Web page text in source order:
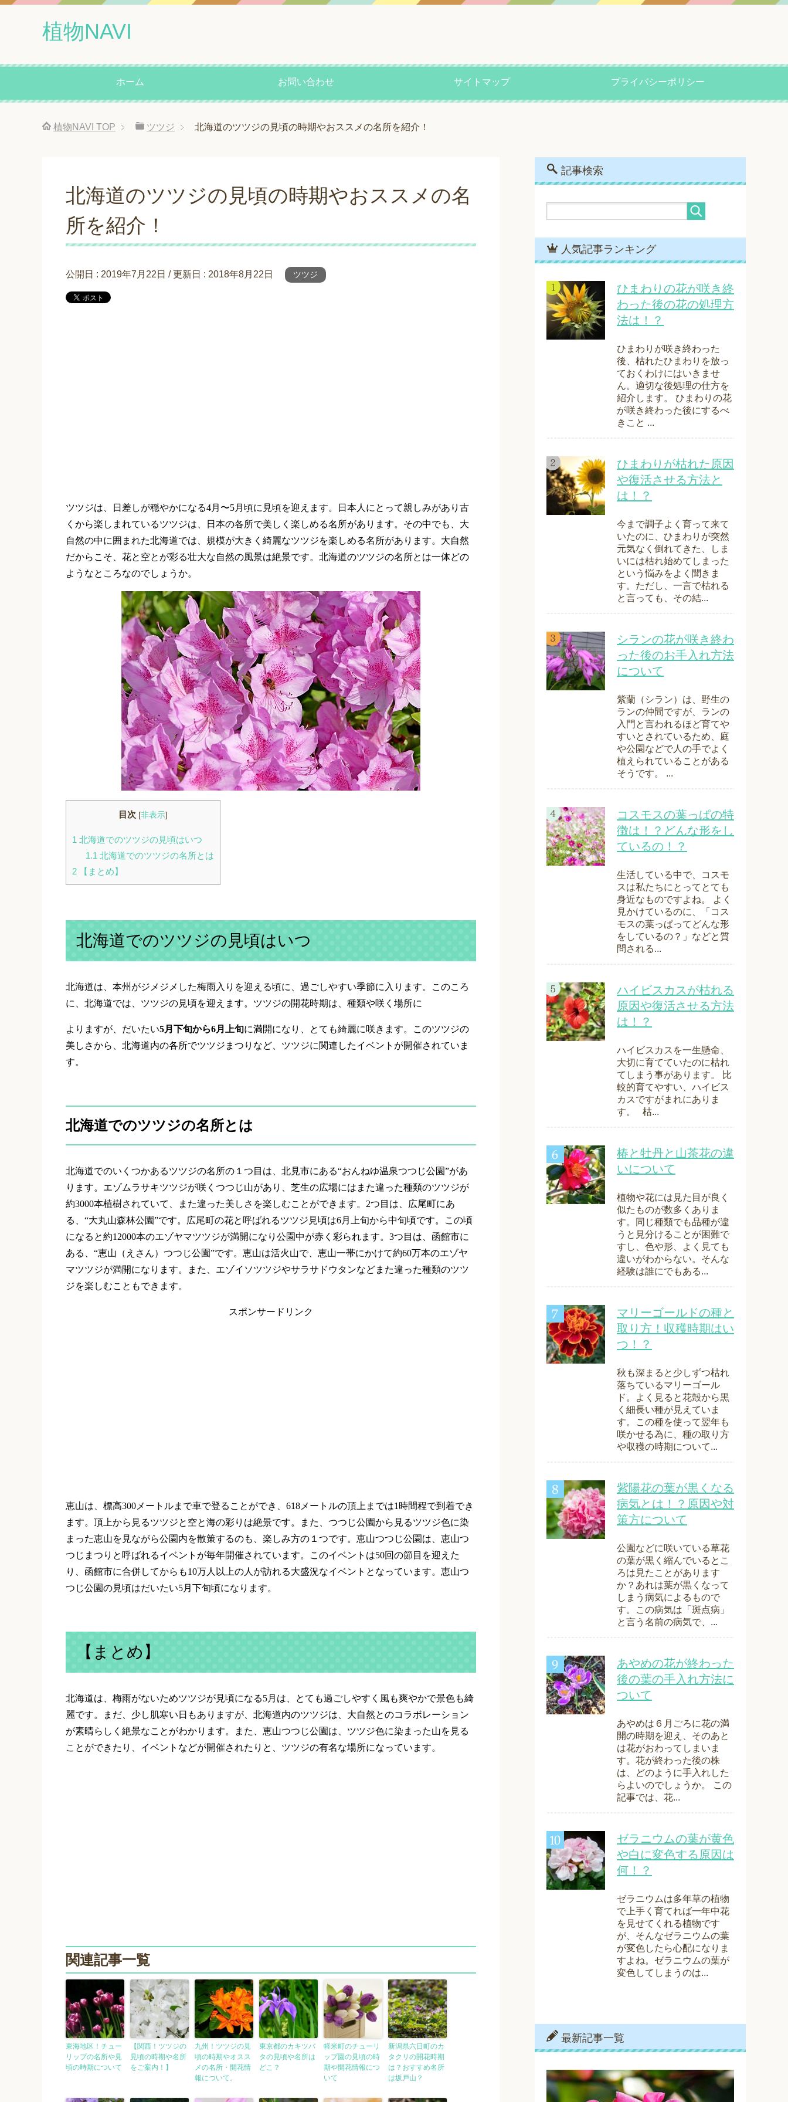
植物NAVI
ホーム お問い合わせ サイトマップ プライバシーポリシー
植物NAVI TOP ツツジ 北海道のツツジの見頃の時期やおススメの名所を紹介！
北海道のツツジの見頃の時期やおススメの名
所を紹介！
公開日 : 2019年7月22日 / 更新日 : 2018年8月22日 ツツジ
ツツジは、日差しが穏やかになる4月〜5月頃に見頃を迎えます。日本人にとって親しみがあり古
くから楽しまれているツツジは、日本の各所で美しく楽しめる名所があります。その中でも、大
自然の中に囲まれた北海道では、規模が大きく綺麗なツツジを楽しめる名所があります。大自然
だからこそ、花と空とが彩る壮大な自然の風景は絶景です。北海道のツツジの名所とは一体どの
ようなところなのでしょうか。
目次 [非表示]
1 北海道でのツツジの見頃はいつ
1.1 北海道でのツツジの名所とは
2 【まとめ】
北海道でのツツジの見頃はいつ
北海道は、本州がジメジメした梅雨入りを迎える頃に、過ごしやすい季節に入ります。このころ
に、北海道では、ツツジの見頃を迎えます。ツツジの開花時期は、種類や咲く場所に
よりますが、だいたい5月下旬から6月上旬に満開になり、とても綺麗に咲きます。このツツジの
美しさから、北海道内の各所でツツジまつりなど、ツツジに関連したイベントが開催されていま
す。
北海道でのツツジの名所とは
北海道でのいくつかあるツツジの名所の１つ目は、北見市にある“おんねゆ温泉つつじ公園”があ
ります。エゾムラサキツツジが咲くつつじ山があり、芝生の広場にはまた違った種類のツツジが
約3000本植樹されていて、また違った美しさを楽しむことができます。 2つ目は、広尾町にあ
る、“大丸山森林公園”です。広尾町の花と呼ばれるツツジ見頃は6月上旬から中旬頃です。この頃
になると約12000本のエゾヤマツツジが満開になり公園中が赤く彩られます。 3つ目は、函館市に
ある、“恵山（えさん）つつじ公園”です。恵山は活火山で、恵山一帯にかけて約60万本のエゾヤ
マツツジが満開になります。また、エゾイソツツジやサラサドウタンなどまた違った種類のツツ
ジを楽しむこともできます。
スポンサードリンク
恵山は、標高300 メートルまで車で登ることができ、 618 メートルの頂上までは1 時間程で到着でき
ます。頂上から見るツツジと空と海の彩りは絶景です。また、つつじ公園から見るツツジ色に染
まった恵山を見ながら公園内を散策するのも、楽しみ方の１つです。恵山つつじ公園は、恵山つ
つじまつりと呼ばれるイベントが毎年開催されています。このイベントは50回の節目を迎えた
り、函館市に合併してからも10万人以上の人が訪れる大盛況なイベントとなっています。恵山つ
つじ公園の見頃はだいたい5月下旬頃になります。
【まとめ】
北海道は、梅雨がないためツツジが見頃になる5月は、とても過ごしやすく風も爽やかで景色も綺
麗です。まだ、少し肌寒い日もありますが、北海道内のツツジは、大自然とのコラボレーション
が素晴らしく絶景なことがわかります。また、恵山つつじ公園は、ツツジ色に染まった山を見る
ことができたり、イベントなどが開催されたりと、ツツジの有名な場所になっています。
関連記事一覧
東海地区！チュー
リップの名所や見
頃の時期について
【関西！ツツジの
見頃の時期や名所
をご案内！】
九州！ツツジの見
頃の時期やオスス
メの名所・開花情
報について。
東京都のカキツバ
タの見頃や名所は
どこ？
軽米町のチューリ
ップ園の見頃の時
期や開花情報につ
いて
新潟県六日町のカ
タクリの開花時期
は？おすすめ名所
は坂戸山？
記事検索
人気記事ランキング
ひまわりの花が咲き終
わった後の花の処理方
法は！？
ひまわりが咲き終わった
後、枯れたひまわりを放っ
ておくわけにはいきませ
ん。適切な後処理の仕方を
紹介します。 ひまわりの花
が咲き終わった後にするべ
きこと ...
ひまわりが枯れた原因
や復活させる方法と
は！？
今まで調子よく育って来て
いたのに、ひまわりが突然
元気なく倒れてきた、しま
いには枯れ始めてしまった
という悩みをよく聞きま
す。ただし、一言で枯れる
と言っても、その結...
シランの花が咲き終わ
った後のお手入れ方法
について
紫蘭（シラン）は、野生の
ランの仲間ですが、ランの
入門と言われるほど育てや
すいとされているため、庭
や公園などで人の手でよく
植えられていることがある
そうです。 ...
コスモスの葉っぱの特
徴は！？どんな形をし
ているの！？
生活している中で、コスモ
スは私たちにとってとても
身近なものですよね。 よく
見かけているのに、「コス
モスの葉っぱってどんな形
をしているの？」などと質
問される...
ハイビスカスが枯れる
原因や復活させる方法
は！？
ハイビスカスを一生懸命、
大切に育てていたのに枯れ
てしまう事があります。 比
較的育てやすい、ハイビス
カスですがまれにありま
す。 枯...
椿と牡丹と山茶花の違
いについて
植物や花には見た目が良く
似たものが数多くありま
す。同じ種類でも品種が違
うと見分けることが困難で
すし、色や形、よく見ても
違いがわからない。そんな
経験は誰にでもある...
マリーゴールドの種と
取り方！収穫時期はい
つ！？
秋も深まると少しずつ枯れ
落ちているマリーゴール
ド。よく見ると花殻から黒
く細長い種が見えていま
す。この種を使って翌年も
咲かせる為に、種の取り方
や収穫の時期について...
紫陽花の葉が黒くなる
病気とは！？原因や対
策方について
公園などに咲いている草花
の葉が黒く縮んでいるとこ
ろは見たことがあります
か？あれは葉が黒くなって
しまう病気によるもので
す。この病気は「斑点病」
と言う名前の病気で、...
あやめの花が終わった
後の葉の手入れ方法に
ついて
あやめは６月ごろに花の満
開の時期を迎え、そのあと
は花がおわってしまいま
す。花が終わった後の株
は、どのように手入れした
らよいのでしょうか。 この
記事では、花...
ゼラニウムの葉が黄色
や白に変色する原因は
何！？
ゼラニウムは多年草の植物
で上手く育てれば一年中花
を見せてくれる植物です
が、そんなゼラニウムの葉
が変色したら心配になりま
すよね。ゼラニウムの葉が
変色してしまうのは...
最新記事一覧